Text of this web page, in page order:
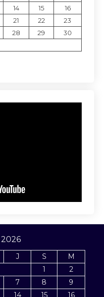
14 15
16
21 22
23
28 29
30
J S
M
1
2
7 8
9
14 15
16